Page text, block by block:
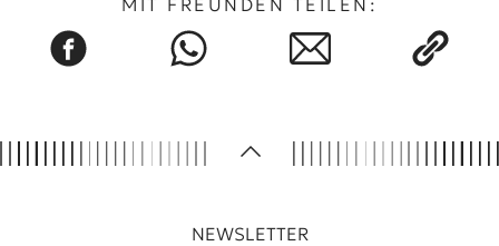
MIT FREUNDEN TEILEN:
NEWSLETTER